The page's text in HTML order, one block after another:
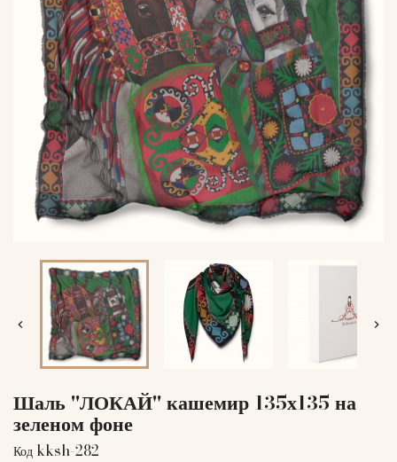
 
Шаль "ЛОКАЙ" кашемир 135х135 на
зеленом фоне
Код kksh-282